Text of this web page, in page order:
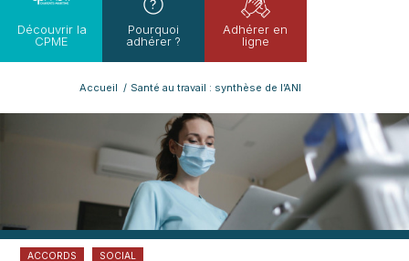
Découvrir la
CPME
Pourquoi
adhérer ?
Adhérer en
ligne
Accueil / Santé au travail : synthèse de l’ANI
ACCORDS SOCIAL